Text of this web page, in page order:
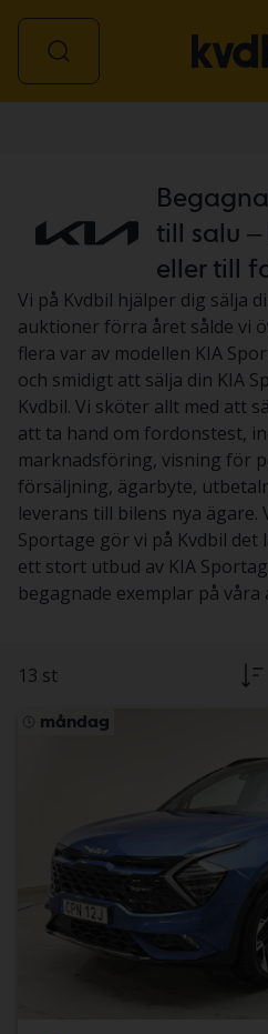
till salu
eller till
Vi på Kvdbil hjälper dig sälja
auktioner förra året sålde vi
flera var av modellen KIA
och smidigt att sälja din KIA
Kvdbil. Vi sköter allt med att
att ta hand om fordonstest,
marknadsföring, visning för
försäljning, ägarbyte,
leverans till bilens nya ägare.
Sportage gör vi på Kvdbil
ett stort utbud av KIA
begagnade exemplar på
13 st
måndag